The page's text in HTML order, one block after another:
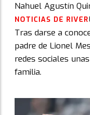
Nahuel Agustín
NOTICIAS DE RIVER
Tras darse a
padre de Lionel
redes sociales
familia.